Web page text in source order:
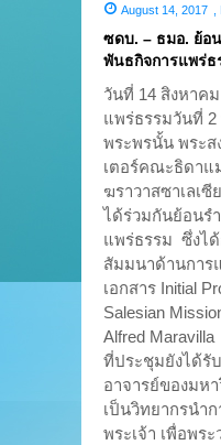
August 14, 2017 ,
ซดบ. – ธมอ. ย้อ
พันธกิจการแพร่ธ
วันที่ 14 สิงหาค
แพร่ธรรมวันที่
พระพรนั้น พระ
เตอร์คณะธิดาแ
ฆราวาสซาเลเซี
ได้ร่วมกันย้อนร
แพร่ธรรม ซึ่งได้
สัมมนาด้านการ
เอกสาร Initial
Salesian
Alfred
ที่ประชุมยังได้รั
อาจารย์ของมห
เป็นวิทยากรนำ
พระเจ้า เพื่อพร